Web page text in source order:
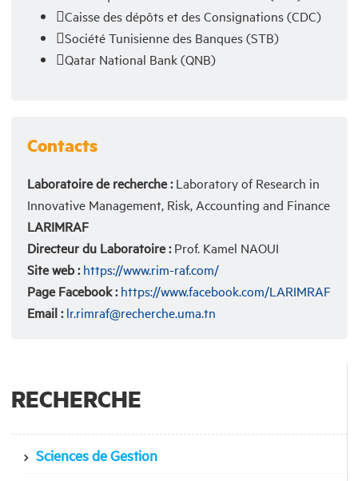
RECHERCHE
Sciences de Gestion
Caisse des dépôts et des Consignations (CDC)
Société Tunisienne des Banques (STB)
Qatar National Bank (QNB)
Contacts
Laboratoire de recherche :Laboratory of Research in
Innovative Management, Risk, Accounting and Finance
LARIMRAF
Directeur du Laboratoire :Prof. Kamel NAOUI
Site web : https://www.rim-raf.com/
Page Facebook : https://www.facebook.com/LARIMRAF
Email : lr.rimraf@recherche.uma.tn